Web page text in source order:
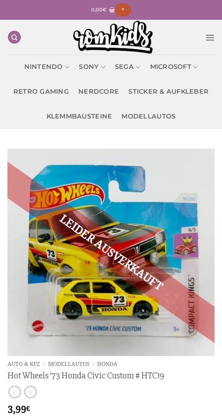
0,00€ +
NINTENDO SONY SEGA MICROSOFT
RETRO GAMING NERDCORE STICKER & AUFKLEBER
KLEMMBAUSTEINE MODELLAUTOS
AUTO & KFZ / MODELLAUTOS / HONDA
Hot Wheels ’73 Honda Civic Custom # HTC19
3,99€